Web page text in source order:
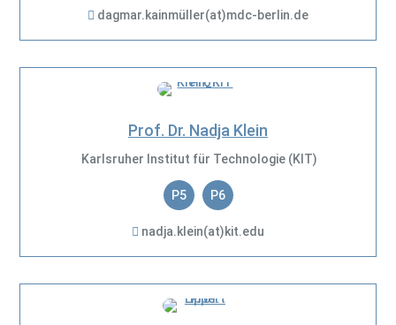
dagmar.kainmüller(at)mdc-berlin.de
Prof. Dr. Nadja Klein
Karlsruher Institut für Technologie (KIT)
P5 P6
nadja.klein(at)kit.edu